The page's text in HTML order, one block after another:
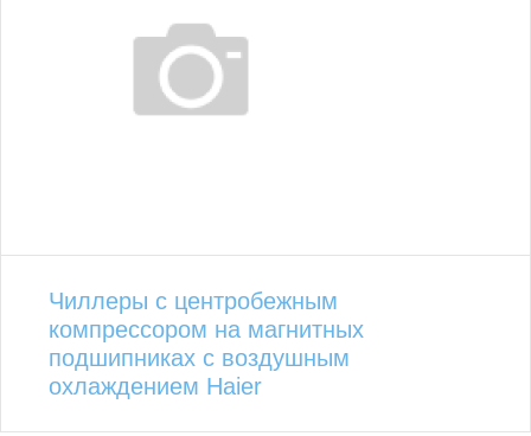
Чиллеры с центробежным
компрессором на магнитных
подшипниках с воздушным
охлаждением Haier